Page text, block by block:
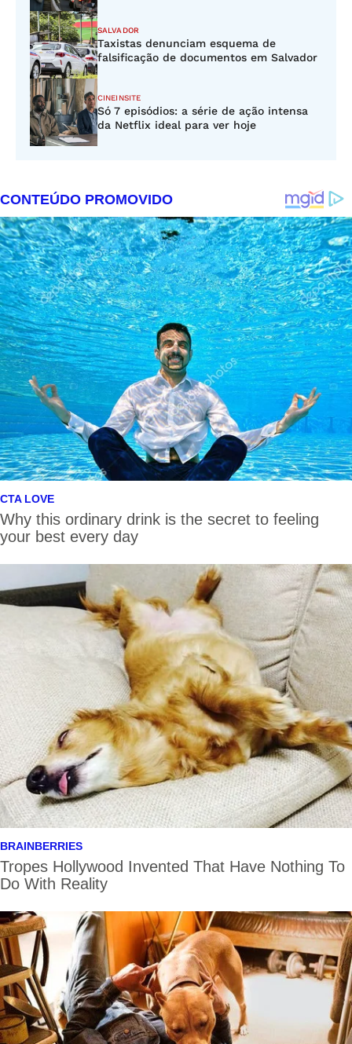
SALVADOR
Taxistas denunciam esquema de
falsificação de documentos em Salvador
CINEINSITE
Só 7 episódios: a série de ação intensa
da Netflix ideal para ver hoje